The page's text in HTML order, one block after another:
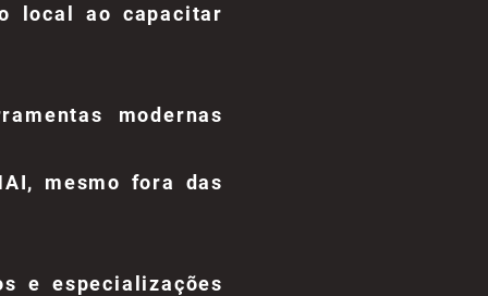
local ao capacitar
modernas
mesmo fora das
e especializações